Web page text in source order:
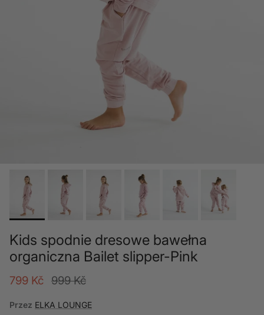
Kids spodnie dresowe bawełna
organiczna Bailet slipper-Pink
Cena wyprzedażowa
799 Kč Cena regularna
999 Kč
Przez ELKA LOUNGE